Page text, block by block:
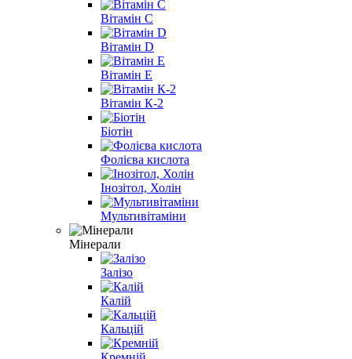
Вітамін С
Вітамін D
Вітамін E
Вітамін К-2
Біотін
Фолієва кислота
Інозітол, Холін
Мультивітаміни
Мінерали
Залізо
Калій
Кальцій